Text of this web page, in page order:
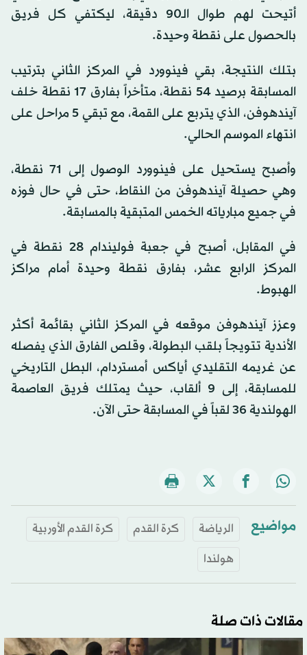
أتيحت لهم طوال الـ90 دقيقة، ليكتفي كل فريق
بالحصول على نقطة وحيدة.
بتلك النتيجة، بقي فينوورد في المركز الثاني بترتيب
المسابقة برصيد 54 نقطة، متأخراً بفارق 17 نقطة خلف
آيندهوفن، الذي يتربع على القمة، مع تبقي 5 مراحل على
انتهاء الموسم الحالي.
وأصبح يستحيل على فينوورد الوصول إلى 71 نقطة،
وهي حصيلة آيندهوفن من النقاط، حتى في حال فوزه
في جميع مبارياته الخمس المتبقية بالمسابقة.
في المقابل، أصبح في جعبة فوليندام 28 نقطة في
المركز الرابع عشر، بفارق نقطة وحيدة أمام مراكز
الهبوط.
وعزز آيندهوفن موقعه في المركز الثاني بقائمة أكثر
الأندية تتويجاً بلقب البطولة، وقلص الفارق الذي يفصله
عن غريمه التقليدي أياكس أمستردام، البطل التاريخي
للمسابقة، إلى 9 ألقاب، حيث يمتلك فريق العاصمة
الهولندية 36 لقباً في المسابقة حتى الآن.
مواضيع الرياضة كرة القدم
كرة القدم الأوربية
هولندا
مقالات ذات صلة